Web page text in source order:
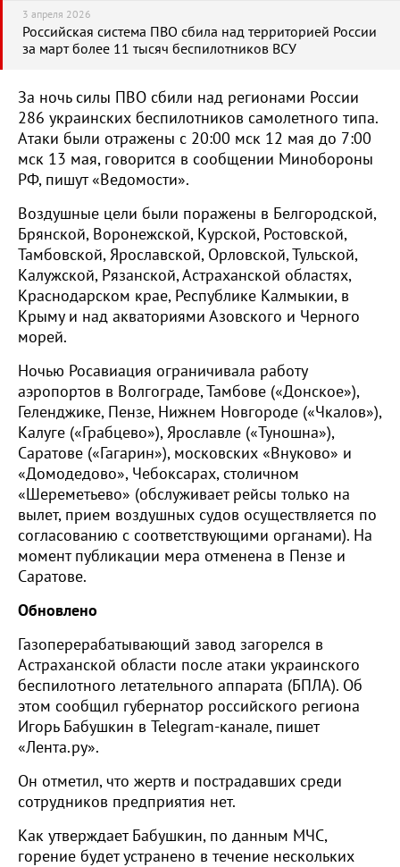
3 апреля 2026
Российская система ПВО сбила над территорией России
за март более 11 тысяч беспилотников ВСУ
За ночь силы ПВО сбили над регионами России
286 украинских беспилотников самолетного типа.
Атаки были отражены с 20:00 мск 12 мая до 7:00
мск 13 мая, говорится в сообщении Минобороны
РФ, пишут «Ведомости».
Воздушные цели были поражены в Белгородской,
Брянской, Воронежской, Курской, Ростовской,
Тамбовской, Ярославской, Орловской, Тульской,
Калужской, Рязанской, Астраханской областях,
Краснодарском крае, Республике Калмыкии, в
Крыму и над акваториями Азовского и Черного
морей.
Ночью Росавиация ограничивала работу
аэропортов в Волгограде, Тамбове («Донское»),
Геленджике, Пензе, Нижнем Новгороде («Чкалов»),
Калуге («Грабцево»), Ярославле («Туношна»),
Саратове («Гагарин»), московских «Внуково» и
«Домодедово», Чебоксарах, столичном
«Шереметьево» (обслуживает рейсы только на
вылет, прием воздушных судов осуществляется по
согласованию с соответствующими органами). На
момент публикации мера отменена в Пензе и
Саратове.
Обновлено
Газоперерабатывающий завод загорелся в
Астраханской области после атаки украинского
беспилотного летательного аппарата (БПЛА). Об
этом сообщил губернатор российского региона
Игорь Бабушкин в Telegram-канале, пишет
«Лента.ру».
Он отметил, что жертв и пострадавших среди
сотрудников предприятия нет.
Как утверждает Бабушкин, по данным МЧС,
горение будет устранено в течение нескольких